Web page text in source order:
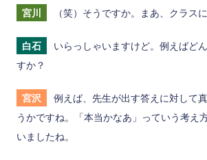
宮川 （笑）そうですか。まあ、クラス
白石
いらっしゃいますけど。例えばど
すか？
宮沢
例えば、先生が出す答えに対して
うかですね。「本当かなあ」っていう考え
いましたね。